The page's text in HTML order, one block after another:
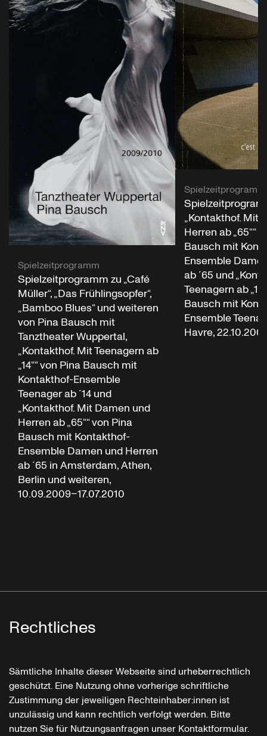
Spielzeitprogramm
Spielzeitprogramm zu „Café
Müller“, „Das Frühlingsopfer“,
„Bamboo Blues“ und weiteren
von Pina Bausch mit
Tanztheater Wuppertal,
„Kontakthof. Mit Teenagern ab
„14““ von Pina Bausch mit
Kontakthof-Ensemble
Teenager ab ´14 und
„Kontakthof. Mit Damen und
Herren ab „65““ von Pina
Bausch mit Kontakthof-
Ensemble Damen und Herren
ab ´65 in Amsterdam, Athen,
Berlin und weiteren,
10.09.2009–17.07.2010
Spielzeitprogramm
„Kontakthof. Mit
Herren ab „65““
Bausch mit
Ensemble
ab ´65 und
Teenagern ab
Bausch mit
Ensemble
Havre,
Rechtliches
Sämtliche Inhalte dieser Webseite sind urheberrechtlich
geschützt. Eine Nutzung ohne vorherige schriftliche
Zustimmung der jeweiligen Rechteinhaber:innen ist
unzulässig und kann rechtlich verfolgt werden. Bitte
nutzen Sie für Nutzungsanfragen unser Kontaktformular.